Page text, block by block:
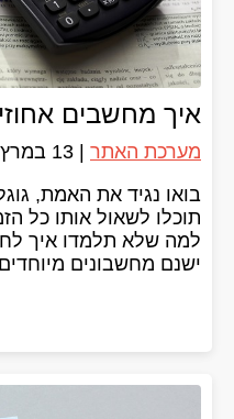
איך מחשבים
מערכת האתר 13 במרץ 2017
בואו נגיד את האמת,
תוכלו לשאול אותו כל
למה שלא תלמדו איך
ישנם מחשבונים